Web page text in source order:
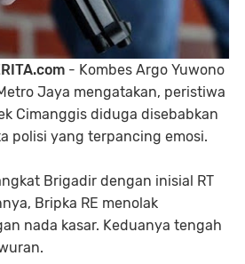
- Kombes Argo Yuwono
Jaya mengatakan, peristiwa
Cimanggis diduga disebabkan
polisi yang terpancing emosi.
Brigadir dengan inisial RT
Bripka RE menolak
nada kasar. Keduanya tengah